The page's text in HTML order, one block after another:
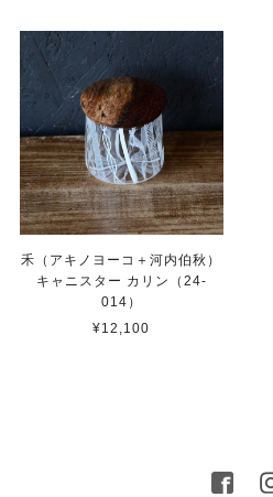
禾（アキノヨーコ＋河内伯秋）
キャニスター カリン（24-
014）
¥12,100